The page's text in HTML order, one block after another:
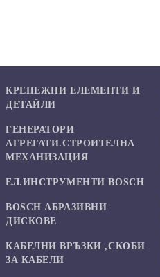
КРЕПЕЖНИ ЕЛЕМЕНТИ И
ДЕТАЙЛИ
ГЕНЕРАТОРИ
АГРЕГАТИ.СТРОИТЕЛНА
МЕХАНИЗАЦИЯ
ЕЛ.ИНСТРУМЕНТИ BOSCH
BOSCH АБРАЗИВНИ
ДИСКОВЕ
КАБЕЛНИ ВРЪЗКИ ,СКОБИ
ЗА КАБЕЛИ